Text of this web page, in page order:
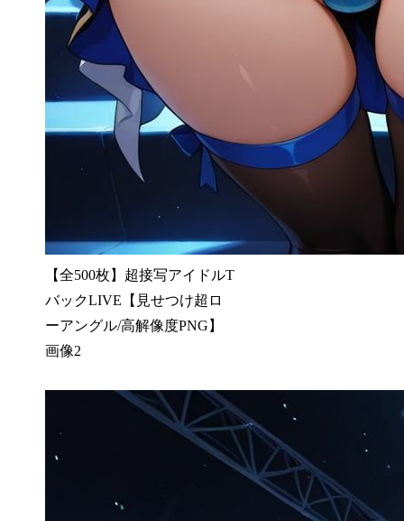
【全500枚】超接写アイドルT
バックLIVE【見せつけ超ロ
ーアングル/高解像度PNG】
画像2